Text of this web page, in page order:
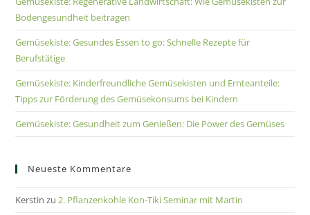
Bodengesundheit beitragen
Gemüsekiste: Gesundes Essen to go: Schnelle Rezepte für
Berufstätige
Gemüsekiste: Kinderfreundliche Gemüsekisten und Ernteanteile:
Tipps zur Förderung des Gemüsekonsums bei Kindern
Gemüsekiste: Gesundheit zum Genießen: Die Power des Gemüses
Neueste Kommentare
Kerstin zu2. Pflanzenkohle Kon-Tiki Seminar mit Martin